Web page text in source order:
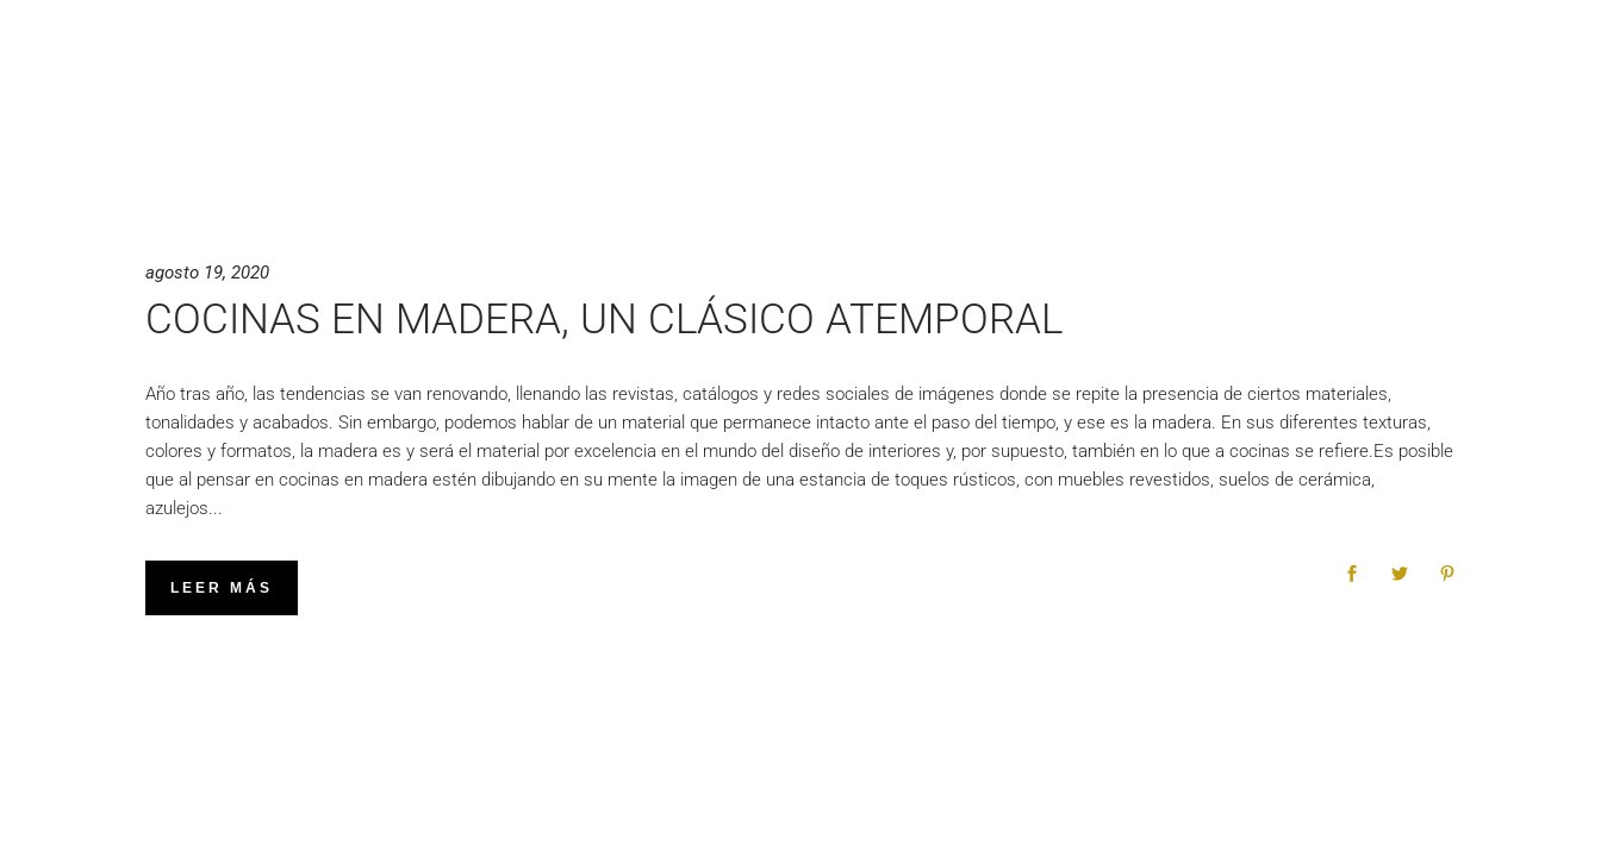
agosto 19, 2020
COCINAS EN MADERA, UN CLÁSICO ATEMPORAL
Año tras año, las tendencias se van renovando, llenando las revistas, catálogos y redes sociales de imágenes donde se repite la presencia de ciertos materiales,
tonalidades y acabados. Sin embargo, podemos hablar de un material que permanece intacto ante el paso del tiempo, y ese es la madera. En sus diferentes texturas,
colores y formatos, la madera es y será el material por excelencia en el mundo del diseño de interiores y, por supuesto, también en lo que a cocinas se refiere.Es posible
que al pensar en cocinas en madera estén dibujando en su mente la imagen de una estancia de toques rústicos, con muebles revestidos, suelos de cerámica,
azulejos
LEER MÁS